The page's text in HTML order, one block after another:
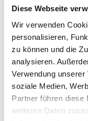
Diese Webseite
Wir verwenden
personalisieren,
zu können und die
analysieren.
Verwendung
soziale Medien,
Partner führen diese
weiteren Daten
Musik lassen eine
kurzen biblischen
kann man die Kraft
Geheimnis Gottes
Wer möchte, kann
zusagen lassen.
Sonntagabend um
Frau Gisela
Pfr. Wolfram